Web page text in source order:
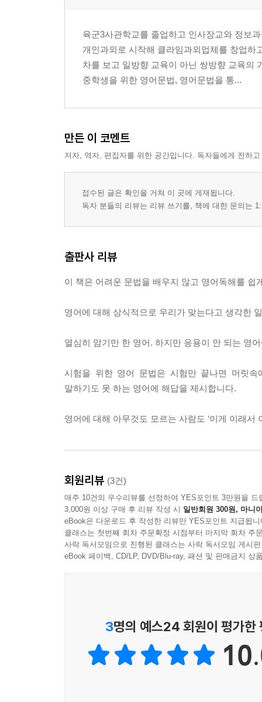
08 문법 정리
09 영어의 중심 = 명사
PART 4 영어 독해 연습
03 기초문 연습
04 기본문 연습 1
05 기본문 연습 2
PART 5 어려운 문법 쉽게 이해하기
02 영어 5형식의 특징
2. 2형식의 특징
4. 4형식의 특징
04 분사
2. 분사구문 수동태
4. with+목적어+목적보어
05 to부정사
1. ‘to부정사’의 명사적 용법
2. 가주어와 가목적어 it
3. ‘to부정사’의 형용사적 용법
4. ‘be to+V’ 용법
5. ‘to부정사’의 부사적 용법
06 동명사
1. 동명사의 역할
육군3사관학교를 졸업하고 인사장교와 정보
개인과외로 시작해 클라임과외업체를 창업
차를 보고 일방향 교육이 아닌 쌍방향 교육의
중학생을 위한 영어문법, 영어문법을 통...
만든 이 코멘트
저자, 역자, 편집자를 위한 공간입니다. 독자들에게 전하
접수된 글은 확인을 거쳐 이 곳에 게재됩니다.
독자 분들의 리뷰는 리뷰 쓰기를, 책에 대한 문의는
출판사 리뷰
이 책은 어려운 문법을 배우지 않고 영어독해를 쉽
영어에 대해 상식적으로 우리가 맞는다고 생각한
열심히 암기만 한 영어. 하지만 응용이 안 되는 영
시험을 위한 영어 문법은 시험만 끝나면 머릿
말하기도 못 하는 영어에 해답을 제시합니다.
영어에 대해 아무것도 모르는 사람도 ‘이게 이래
회원리뷰 (3건)
매주 10건의 우수리뷰를 선정하여 YES포인트 3만원을 드
3,000원 이상 구매 후 리뷰 작성 시 일반회원 300원, 마니
eBook은 다운로드 후 작성한 리뷰만 YES포인트 지급됩니
클래스는 첫번째 회차 주문확정 시점부터 마지막 회차 주
사락 독서모임으로 진행된 클래스는 사락 독서모임 게시
eBook 페이백, CD/LP, DVD/Blu-ray, 패션 및 판매금지 상
3명의 예스24 회원이 평가한